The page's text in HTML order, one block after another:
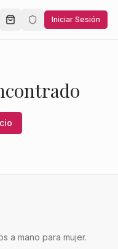
theme Iniciar Sesión
a mano para mujer.